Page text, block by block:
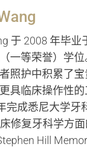
于 2008 年毕业
一等荣誉）学
照护中积累了
具临床操作性的
完成悉尼大学牙
修复牙科学方面
Hill